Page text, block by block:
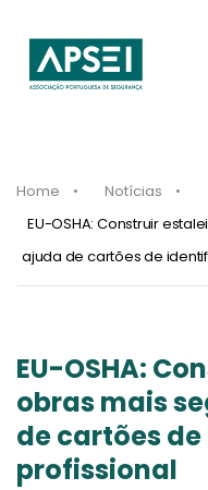
Home
Notícias
EU-OSHA: Construir
ajuda de cartões de
EU-OSHA:
obras mais
de cartões
profissional